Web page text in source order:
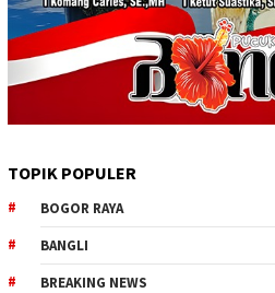
TOPIK POPULER
BOGOR RAYA
BANGLI
BREAKING NEWS